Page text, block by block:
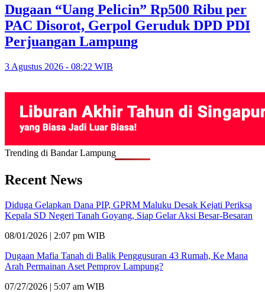
Dugaan “Uang Pelicin” Rp500 Ribu per
PAC Disorot, Gerpol Geruduk DPD PDI
Perjuangan Lampung
3 Agustus 2026 - 08:22 WIB
Trending di Bandar Lampung
Recent News
Diduga Gelapkan Dana PIP, GPRM Maluku Desak Kejati Periksa
Kepala SD Negeri Tanah Goyang, Siap Gelar Aksi Besar-Besaran
08/01/2026 | 2:07 pm WIB
Dugaan Mafia Tanah di Balik Penggusuran 43 Rumah, Ke Mana
Arah Permainan Aset Pemprov Lampung?
07/27/2026 | 5:07 am WIB